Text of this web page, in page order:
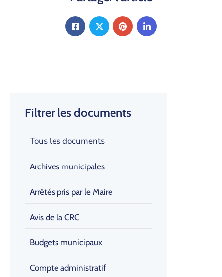
Filtrer les documents
Tous les documents
Archives municipales
Arrêtés pris par le Maire
Avis de la CRC
Budgets municipaux
Compte administratif